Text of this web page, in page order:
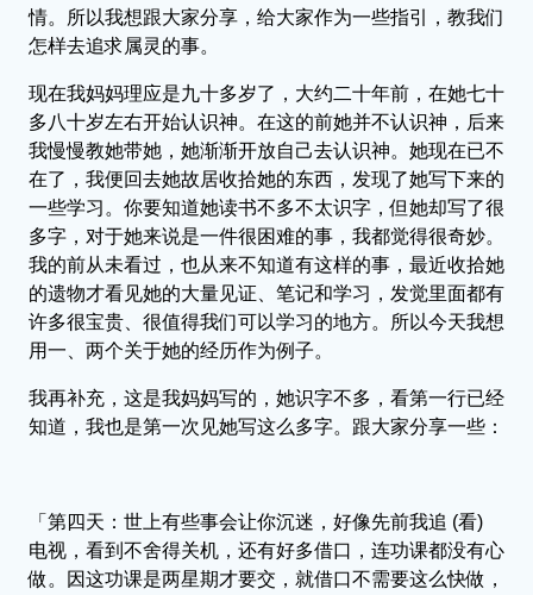
情。所以我想跟大家分享，给大家作为一些指引，教我们
怎样去追求属灵的事。
现在我妈妈理应是九十多岁了，大约二十年前，在她七十
多八十岁左右开始认识神。在这的前她并不认识神，后来
我慢慢教她带她，她渐渐开放自己去认识神。她现在已不
在了，我便回去她故居收拾她的东西，发现了她写下来的
一些学习。你要知道她读书不多不太识字，但她却写了很
多字，对于她来说是一件很困难的事，我都觉得很奇妙。
我的前从未看过，也从来不知道有这样的事，最近收拾她
的遗物才看见她的大量见证、笔记和学习，发觉里面都有
许多很宝贵、很值得我们可以学习的地方。所以今天我想
用一、两个关于她的经历作为例子。
我再补充，这是我妈妈写的，她识字不多，看第一行已经
知道，我也是第一次见她写这么多字。跟大家分享一些：
「第四天：世上有些事会让你沉迷，好像先前我追 (看)
电视，看到不舍得关机，还有好多借口，连功课都没有心
做。因这功课是两星期才要交，就借口不需要这么快做，